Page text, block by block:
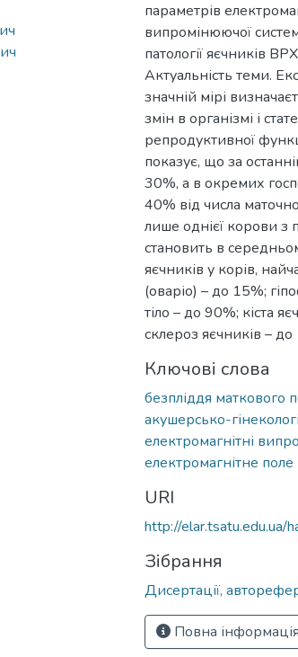
параметрів
випромінюючої
патології яєчників
Актуальність теми.
значній мірі
змін в організмі і
репродуктивної
показує, що за
30%, а в окремих
40% від числа
лише однієї корови
становить в
яєчників у корів,
(оваріо) – до 15%;
тіло – до 90%; кіста
склероз яєчників –
Ключові слова
безпліддя маткового
акушерсько-
електромагнітні
електромагнітне поле
URI
http://
Зібрання
Дисертації,
Повна